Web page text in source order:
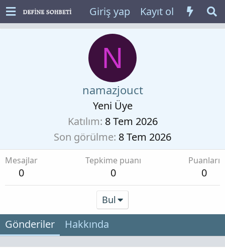
Giriş yap Kayıt ol
N
namazjouct
Yeni Üye
Katılım 8 Tem 2026
Son görülme 8 Tem 2026
Mesajlar
0
Tepkime puanı
0
Puanları
0
Bul
Gönderiler Hakkında